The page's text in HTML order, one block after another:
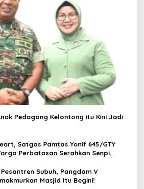
Pedagang Kelontong itu Kini Jadi
Satgas Pamtas Yonif 645/GTY
Perbatasan Serahkan Senpi
Subuh, Pangdam V
Masjid Itu Begini!